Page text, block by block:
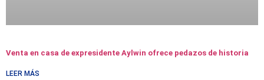
Venta en casa de expresidente Aylwin ofrece pedazos de historia
LEER MÁS